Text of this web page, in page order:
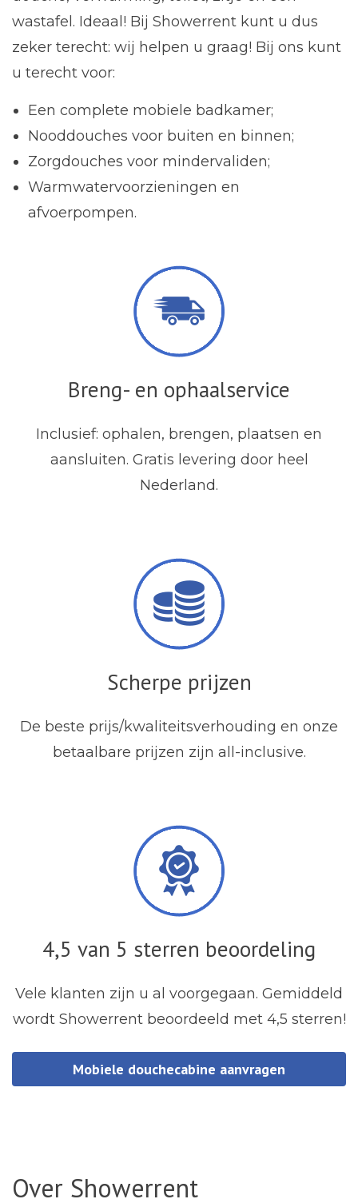
wastafel. Ideaal! Bij Showerrent kunt u dus
zeker terecht: wij helpen u graag! Bij ons kunt
u terecht voor:
Een complete mobiele badkamer;
Nooddouches voor buiten en binnen;
Zorgdouches voor mindervaliden;
Warmwatervoorzieningen en
afvoerpompen.
Breng- en ophaalservice
Inclusief: ophalen, brengen, plaatsen en
aansluiten. Gratis levering door heel
Nederland.
Scherpe prijzen
De beste prijs/kwaliteitsverhouding en onze
betaalbare prijzen zijn all-inclusive.
4,5 van 5 sterren beoordeling
Vele klanten zijn u al voorgegaan. Gemiddeld
wordt Showerrent beoordeeld met 4,5 sterren!
Mobiele douchecabine aanvragen
Over Showerrent